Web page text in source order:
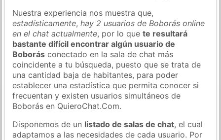
Nuestra experiencia nos muestra que,
estadísticamente,hay 2 usuarios de Boborás online
en el chat actualmente, por lo quete resultará
bastante difícil encontrar algún usuario de
Boborás conectado en la sala de chat más
coincidente a tu búsqueda, puesto que se trata de
una cantidad baja de habitantes, para poder
establecer una estadística que permita conocer si
frecuentan y existen usuarios simultáneos de
Boborás en QuieroChat.Com.
Disponemos de un listado de salas de chat, el cual
adaptamos a las necesidades de cada usuario. Por